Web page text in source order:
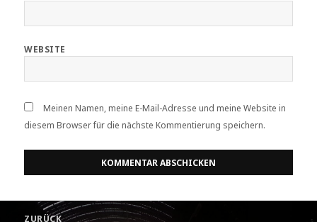
WEBSITE
Meinen Namen, meine E-Mail-Adresse und meine Website in
diesem Browser für die nächste Kommentierung speichern.
Beitrags-
ZURÜCK